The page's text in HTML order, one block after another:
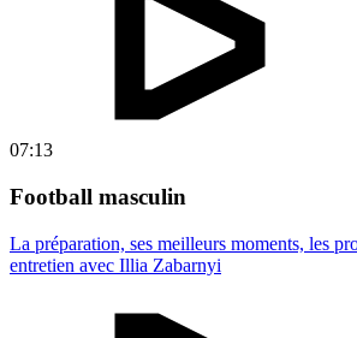
07:13
Football masculin
La préparation, ses meilleurs moments, les
entretien avec Illia Zabarnyi